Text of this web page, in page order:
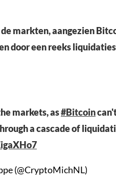
markten, aangezien
door een reeks
markets, as#Bitcoin
a cascade of
(@CryptoMichNL)